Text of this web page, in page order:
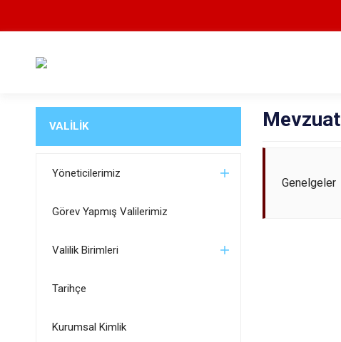
VALİLİK
Yöneticilerimiz
Görev Yapmış Valilerimiz
Valilik Birimleri
Tarihçe
Kurumsal Kimlik
Mevzuat
Genelgeler